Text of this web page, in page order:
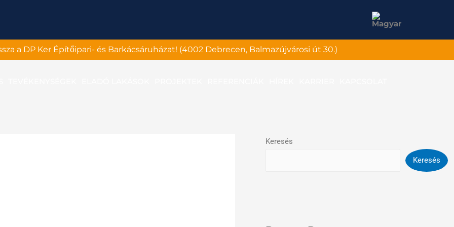
a DP Ker Építőipari- és Barkácsáruházat! (4002 Debrecen, Balmazújvárosi út 30.)
Keresés
Keresés